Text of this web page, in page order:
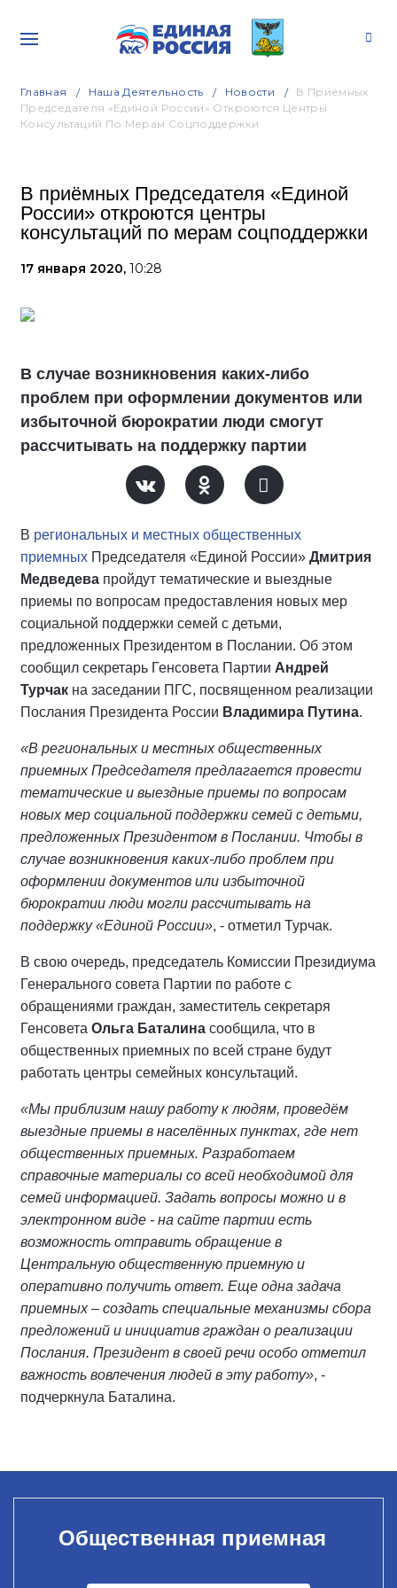
Главная Наша Деятельность Новости
В Приёмных
Председателя «Единой России» Откроются Центры
Консультаций По Мерам Соцподдержки
В приёмных Председателя «Единой
России» откроются центры
консультаций по мерам соцподдержки
17 января 2020, 10:28
В случае возникновения каких-либо
проблем при оформлении документов или
избыточной бюрократии люди смогут
рассчитывать на поддержку партии
В региональных и местных общественных
приемных Председателя «Единой России» Дмитрия
Медведева пройдут тематические и выездные
приемы по вопросам предоставления новых мер
социальной поддержки семей с детьми,
предложенных Президентом в Послании. Об этом
сообщил секретарь Генсовета Партии Андрей
Турчак на заседании ПГС, посвященном реализации
Послания Президента России Владимира Путина.
«В региональных и местных общественных
приемных Председателя предлагается провести
тематические и выездные приемы по вопросам
новых мер социальной поддержки семей с детьми,
предложенных Президентом в Послании. Чтобы в
случае возникновения каких-либо проблем при
оформлении документов или избыточной
бюрократии люди могли рассчитывать на
поддержку «Единой России», - отметил Турчак.
В свою очередь, председатель Комиссии Президиума
Генерального совета Партии по работе с
обращениями граждан, заместитель секретаря
Генсовета Ольга Баталина сообщила, что в
общественных приемных по всей стране будут
работать центры семейных консультаций.
«Мы приблизим нашу работу к людям, проведём
выездные приемы в населённых пунктах, где нет
общественных приемных. Разработаем
справочные материалы со всей необходимой для
семей информацией. Задать вопросы можно и в
электронном виде - на сайте партии есть
возможность отправить обращение в
Центральную общественную приемную и
оперативно получить ответ. Еще одна задача
приемных – создать специальные механизмы сбора
предложений и инициатив граждан о реализации
Послания. Президент в своей речи особо отметил
важность вовлечения людей в эту работу», -
подчеркнула Баталина.
Общественная приемная